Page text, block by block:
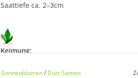
Saattiefe ca. 2–3cm
Keimung:
Sonnenblumen/ Dürr Samen